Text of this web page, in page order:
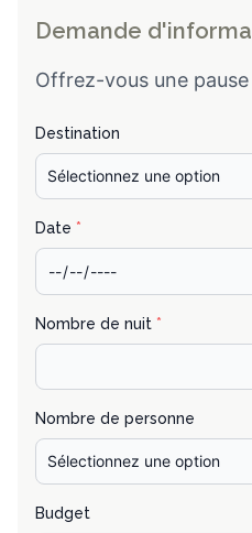
Demande
Offrez-vous une
Destination
Date *
Nombre de nuit *
Nombre de personne
Budget